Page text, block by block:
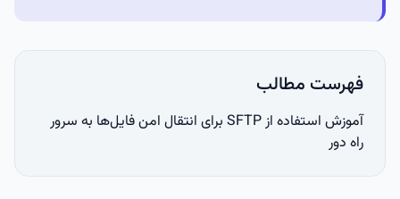
فهرست مطالب
آموزش استفاده از SFTP برای انتقال امن فایل‌ها به سرور
راه دور